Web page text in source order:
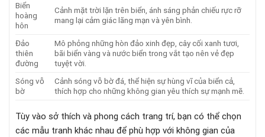
Biển
hoàng
hôn
Cảnh mặt trời lặn trên biển, ánh sáng phản chiếu rực rỡ
mang lại cảm giác lãng mạn và yên bình.
Đảo
thiên
đường
Mô phỏng những hòn đảo xinh đẹp, cây cối xanh tươi,
bãi biển vàng và nước biển trong vắt tạo nên vẻ đẹp
tuyệt vời.
Sóng vỗ
bờ
Cảnh sóng vỗ bờ đá, thể hiện sự hùng vĩ của biển cả,
thích hợp cho những không gian yêu thích sự mạnh mẽ.
Tùy vào sở thích và phong cách trang trí, bạn có thể chọn
các mẫu tranh khác nhau để phù hợp với không gian của